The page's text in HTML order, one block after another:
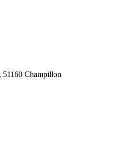
51160 Champillon